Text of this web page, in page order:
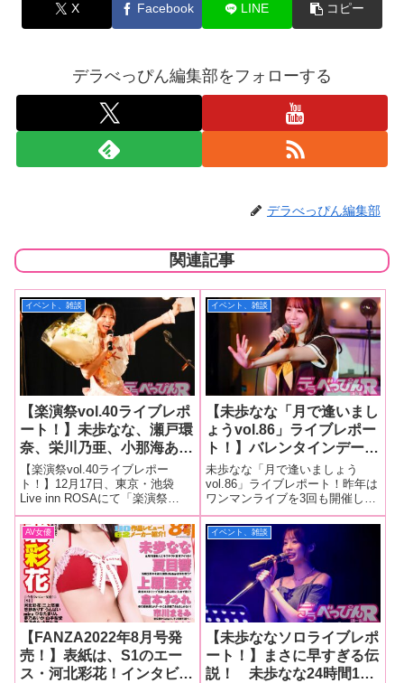
X Facebook LINE コピー
デラべっぴん編集部をフォローする
デラべっぴん編集部
関連記事
イベント、雑談
【楽演祭vol.40ライブレポ
ート！】未歩なな、瀬戸環
奈、栄川乃亜、小那海あ
や、木下凛々子、琥珀や
や、詩奈キキ、中山ふみ
か、浜辺やよいの超豪華メ
ンバーが出演！ 未歩なな
ありがとうスペシャルライ
ブも！
【楽演祭vol.40ライブレポー
ト！】12月17日、東京・池袋
Live inn ROSAにて「楽演祭
vol.40～ありがとう2 &一足早い
クリスマスSP～」が開催。チケ
ットはソールドアウトとなり、
開場前から会場には期待に満ち
た空気が広がり、
イベント、雑談
【未歩なな「月で逢いまし
ょうvol.86」ライブレポー
ト！】バレンタインデーに
歌と愛をファンにプレゼン
ト！ ファンに見守られる
ライブから、ななちゃん自
身が引っ張るライブに成
長！
未歩なな「月で逢いましょう
vol.86」ライブレポート！昨年は
ワンマンライブを3回も開催し、
ライブ活動を精力的に行ってき
た未歩ななちゃんが、今年もラ
イブを始動！バレンタインデー
の2月14日、東京・三軒茶屋グレ
ープフルーツムーンで「月で逢
AV女優
【FANZA2022年8月号発
売！】表紙は、S1のエー
ス・河北彩花！インタビュ
イベント、雑談
【未歩ななソロライブレポ
ート！】まさに早すぎる伝
説！ 未歩なな24時間100